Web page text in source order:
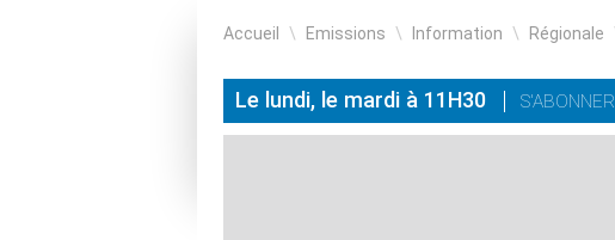
Accueil \ Emissions \ Information \ Régionale
Le lundi, le mardi à 11H30